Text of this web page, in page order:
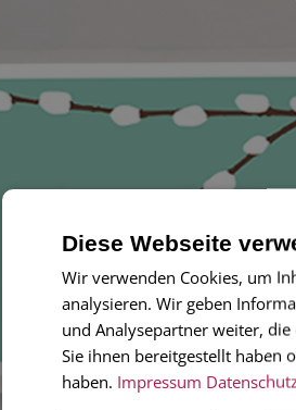
Diese Webseite
Wir verwenden Cookies, um
analysieren. Wir geben
und Analysepartner weiter,
Sie ihnen bereitgestellt haben
haben. Impressum